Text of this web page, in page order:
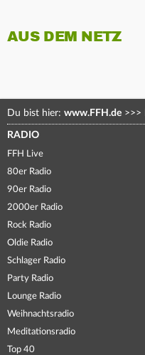
AUS DEM NETZ
Du bist hier: www.FFH.de >>>
RADIO
FFH Live
80er Radio
90er Radio
2000er Radio
Rock Radio
Oldie Radio
Schlager Radio
Party Radio
Lounge Radio
Weihnachtsradio
Meditationsradio
Top 40